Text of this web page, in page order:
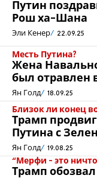
Путин
Рош ха-Шана
Эли Кенер 22.09.25
Месть Путина?
Жена
был отравлен
Ян Голд 18.09.25
Близок ли конец
Трамп
Путина с
Ян Голд 19.08.25
“Мерфи - это
Трамп